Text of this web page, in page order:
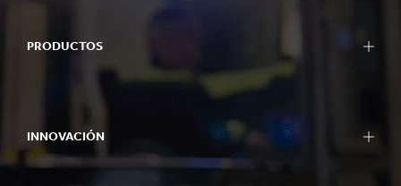
PRODUCTOS
INNOVACIÓN